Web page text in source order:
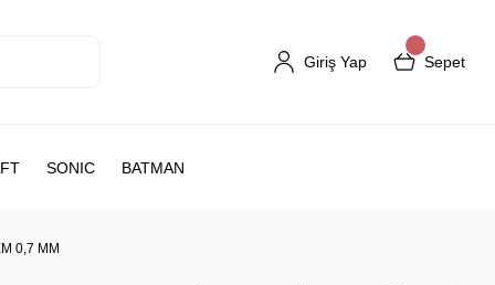
Giriş Yap Sepet
SONIC BATMAN
0,7 MM